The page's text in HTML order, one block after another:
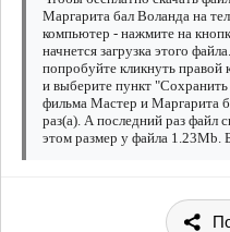
Маргарита бал Воланда на
компьютер - нажмите на
начнется загрузка этого
попробуйте кликнуть
и выберите пункт
фильма Мастер и Маргарита
раз(а). А последний раз файл
этом размер у файла 1.23Mb.